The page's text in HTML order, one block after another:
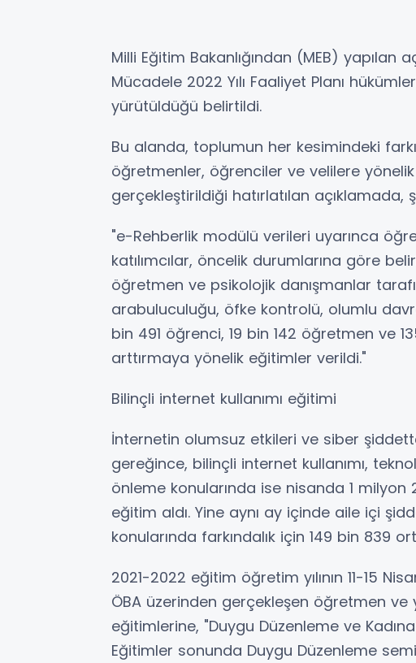
Milli Eğitim Bakanlığından (MEB) yapılan
Mücadele 2022 Yılı Faaliyet Planı
yürütüldüğü belirtildi.
Bu alanda, toplumun her kesimindeki
öğretmenler, öğrenciler ve velilere
gerçekleştirildiği hatırlatılan açıklamada,
"e-Rehberlik modülü verileri uyarınca
katılımcılar, öncelik durumlarına göre
öğretmen ve psikolojik danışmanlar
arabuluculuğu, öfke kontrolü, olumlu
bin 491 öğrenci, 19 bin 142 öğretmen ve
arttırmaya yönelik eğitimler verildi."
Bilinçli internet kullanımı eğitimi
İnternetin olumsuz etkileri ve siber
gereğince, bilinçli internet kullanımı,
önleme konularında ise nisanda 1
eğitim aldı. Yine aynı ay içinde aile içi
konularında farkındalık için 149 bin 839
2021-2022 eğitim öğretim yılının 11-15
ÖBA üzerinden gerçekleşen öğretmen
eğitimlerine, "Duygu Düzenleme ve
Eğitimler sonunda Duygu Düzenleme